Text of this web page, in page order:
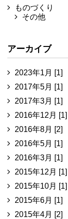
ものづくり
その他
アーカイブ
2023年1月 [1]
2017年5月 [1]
2017年3月 [1]
2016年12月 [1]
2016年8月 [2]
2016年5月 [1]
2016年3月 [1]
2015年12月 [1]
2015年10月 [1]
2015年6月 [1]
2015年4月 [2]